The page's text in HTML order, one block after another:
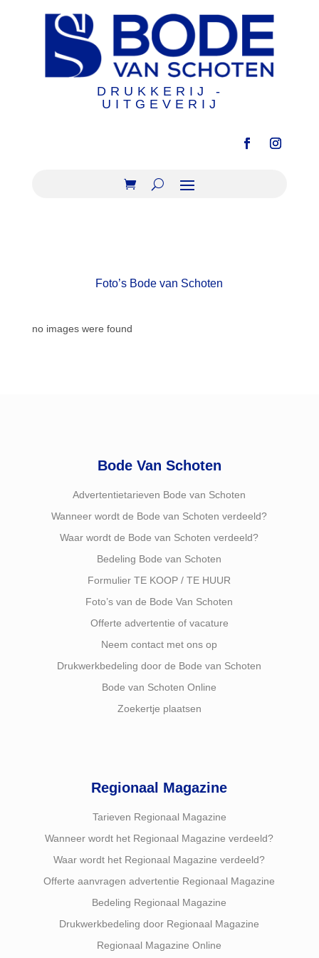
DRUKKERIJ -
UITGEVERIJ
Foto’s Bode van Schoten
no images were found
Bode Van Schoten
Advertentietarieven Bode van Schoten
Wanneer wordt de Bode van Schoten verdeeld?
Waar wordt de Bode van Schoten verdeeld?
Bedeling Bode van Schoten
Formulier TE KOOP / TE HUUR
Foto’s van de Bode Van Schoten
Offerte advertentie of vacature
Neem contact met ons op
Drukwerkbedeling door de Bode van Schoten
Bode van Schoten Online
Zoekertje plaatsen
Regionaal Magazine
Tarieven Regionaal Magazine
Wanneer wordt het Regionaal Magazine verdeeld?
Waar wordt het Regionaal Magazine verdeeld?
Offerte aanvragen advertentie Regionaal Magazine
Bedeling Regionaal Magazine
Drukwerkbedeling door Regionaal Magazine
Regionaal Magazine Online